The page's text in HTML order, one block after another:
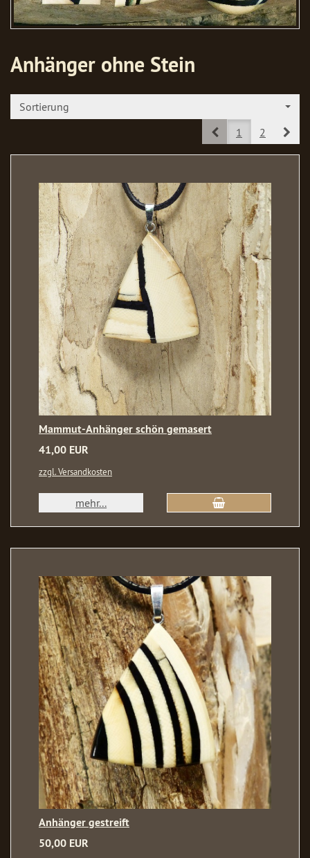
Anhänger ohne Stein
Sortierung
Prev1 2
Mammut-Anhänger schön gemasert
41,00 EUR
zzgl. Versandkosten
mehr...
Anhänger gestreift
50,00 EUR